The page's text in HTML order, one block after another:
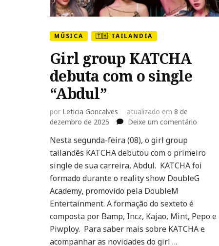
MÚSICA 🇹🇭 TAILANDIA
Girl group KATCHA
debuta com o single
“Abdul”
por Leticia Goncalves atualizado em 8 de
dezembro de 2025
Deixe um comentário
KATCHA
debuta
o
Nesta segunda-feira (08), o girl group
tailandês KATCHA debutou com o primeiro
single de sua carreira, Abdul. KATCHA foi
formado durante o reality show DoubleG
Academy, promovido pela DoubleM
Entertainment. A formação do sexteto é
composta por Bamp, Incz, Kajao, Mint, Pepo e
Piwploy. Para saber mais sobre KATCHA e
acompanhar as novidades do girl …